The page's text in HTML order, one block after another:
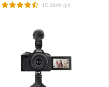
15 đánh giá